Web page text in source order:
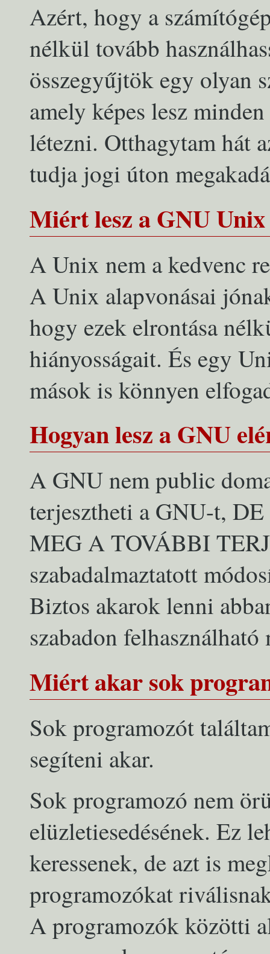
Azért, hogy a
nélkül tovább
összegyűjtök egy olyan
amely képes lesz
létezni. Otthagytam hát
tudja jogi úton
Miért lesz a GNU
A Unix nem a kedvenc
A Unix alapvonásai
hogy ezek elrontása
hiányosságait. És egy
mások is könnyen
Hogyan lesz a GNU
A GNU nem public
terjesztheti a GNU-t,
MEG A TOVÁBBI
szabadalmaztatott
Biztos akarok lenni
szabadon felhasználható
Miért akar sok
Sok programozót
segíteni akar.
Sok programozó nem
elüzletiesedésének. Ez
keressenek, de azt is
programozókat
A programozók közötti